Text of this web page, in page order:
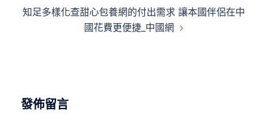
知足多樣化查甜心包養網的付出需求 讓本國伴侶在中
國花費更便捷_中國網
發佈留言